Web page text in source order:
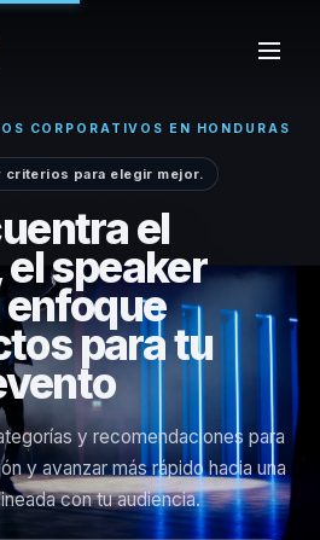
CORPORATIVOS EN HONDURAS
criterios para elegir mejor.
el
speaker
enfoque
para tu
y recomendaciones para
y avanzar más rápido hacia una
con tu audiencia.